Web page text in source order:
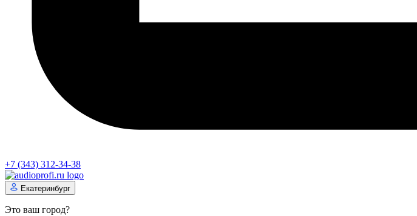
+7 (343) 312-34-38
Екатеринбург
Это ваш город?